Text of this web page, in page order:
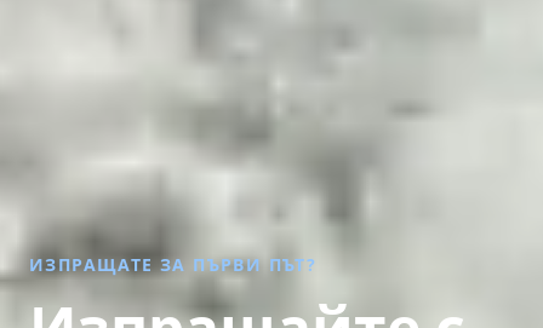
ИЗПРАЩАТЕ ЗА ПЪРВИ ПЪТ?